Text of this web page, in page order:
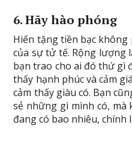
6. Hãy hào phóng
Hiến tặng tiền bạc
của sự tử tế. Rộng lượng
bạn trao cho ai đó thứ gì
thấy hạnh phúc và cảm
cảm thấy giàu có. Bạn
sẻ những gì mình có, mà
đang có bao nhiêu,